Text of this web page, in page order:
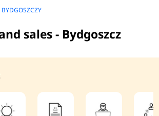
sales - Bydgoszcz